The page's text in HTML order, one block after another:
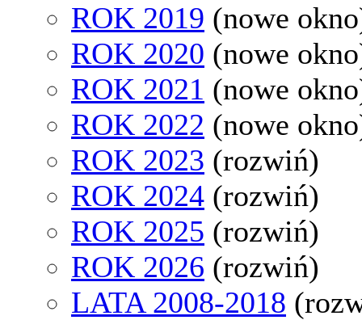
ROK 2019 (nowe
ROK 2020 (nowe
ROK 2021 (nowe
ROK 2022 (nowe
ROK 2023 (rozwiń)
ROK 2024 (rozwiń)
ROK 2025 (rozwiń)
ROK 2026 (rozwiń)
LATA 2008-2018